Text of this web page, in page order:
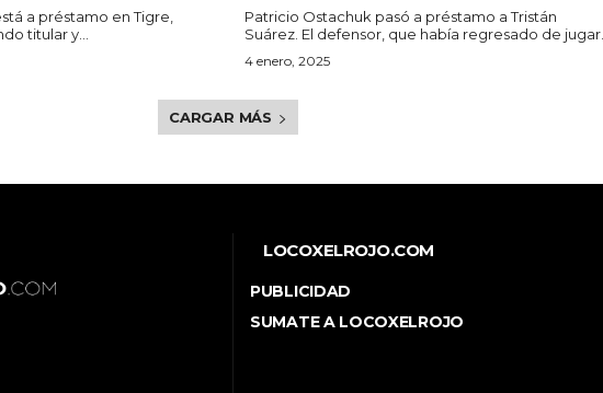
a préstamo en Tigre,
titular y...
Patricio Ostachuk pasó a préstamo a Tristán
Suárez. El defensor, que había regresado de jugar...
4 enero, 2025
CARGAR MÁS
LOCOXELROJO.COM
PUBLICIDAD
SUMATE A LOCOXELROJO